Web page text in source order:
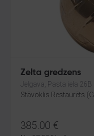
Zelta gredzens
Jelgava, Pasta iela 26B
Stāvoklis Restaurēts
385.00 €